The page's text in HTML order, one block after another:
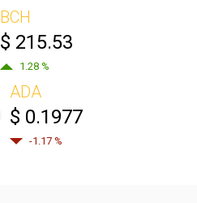
BCH
$ 215.53
1.28 %
ADA
$ 0.1977
-1.17 %